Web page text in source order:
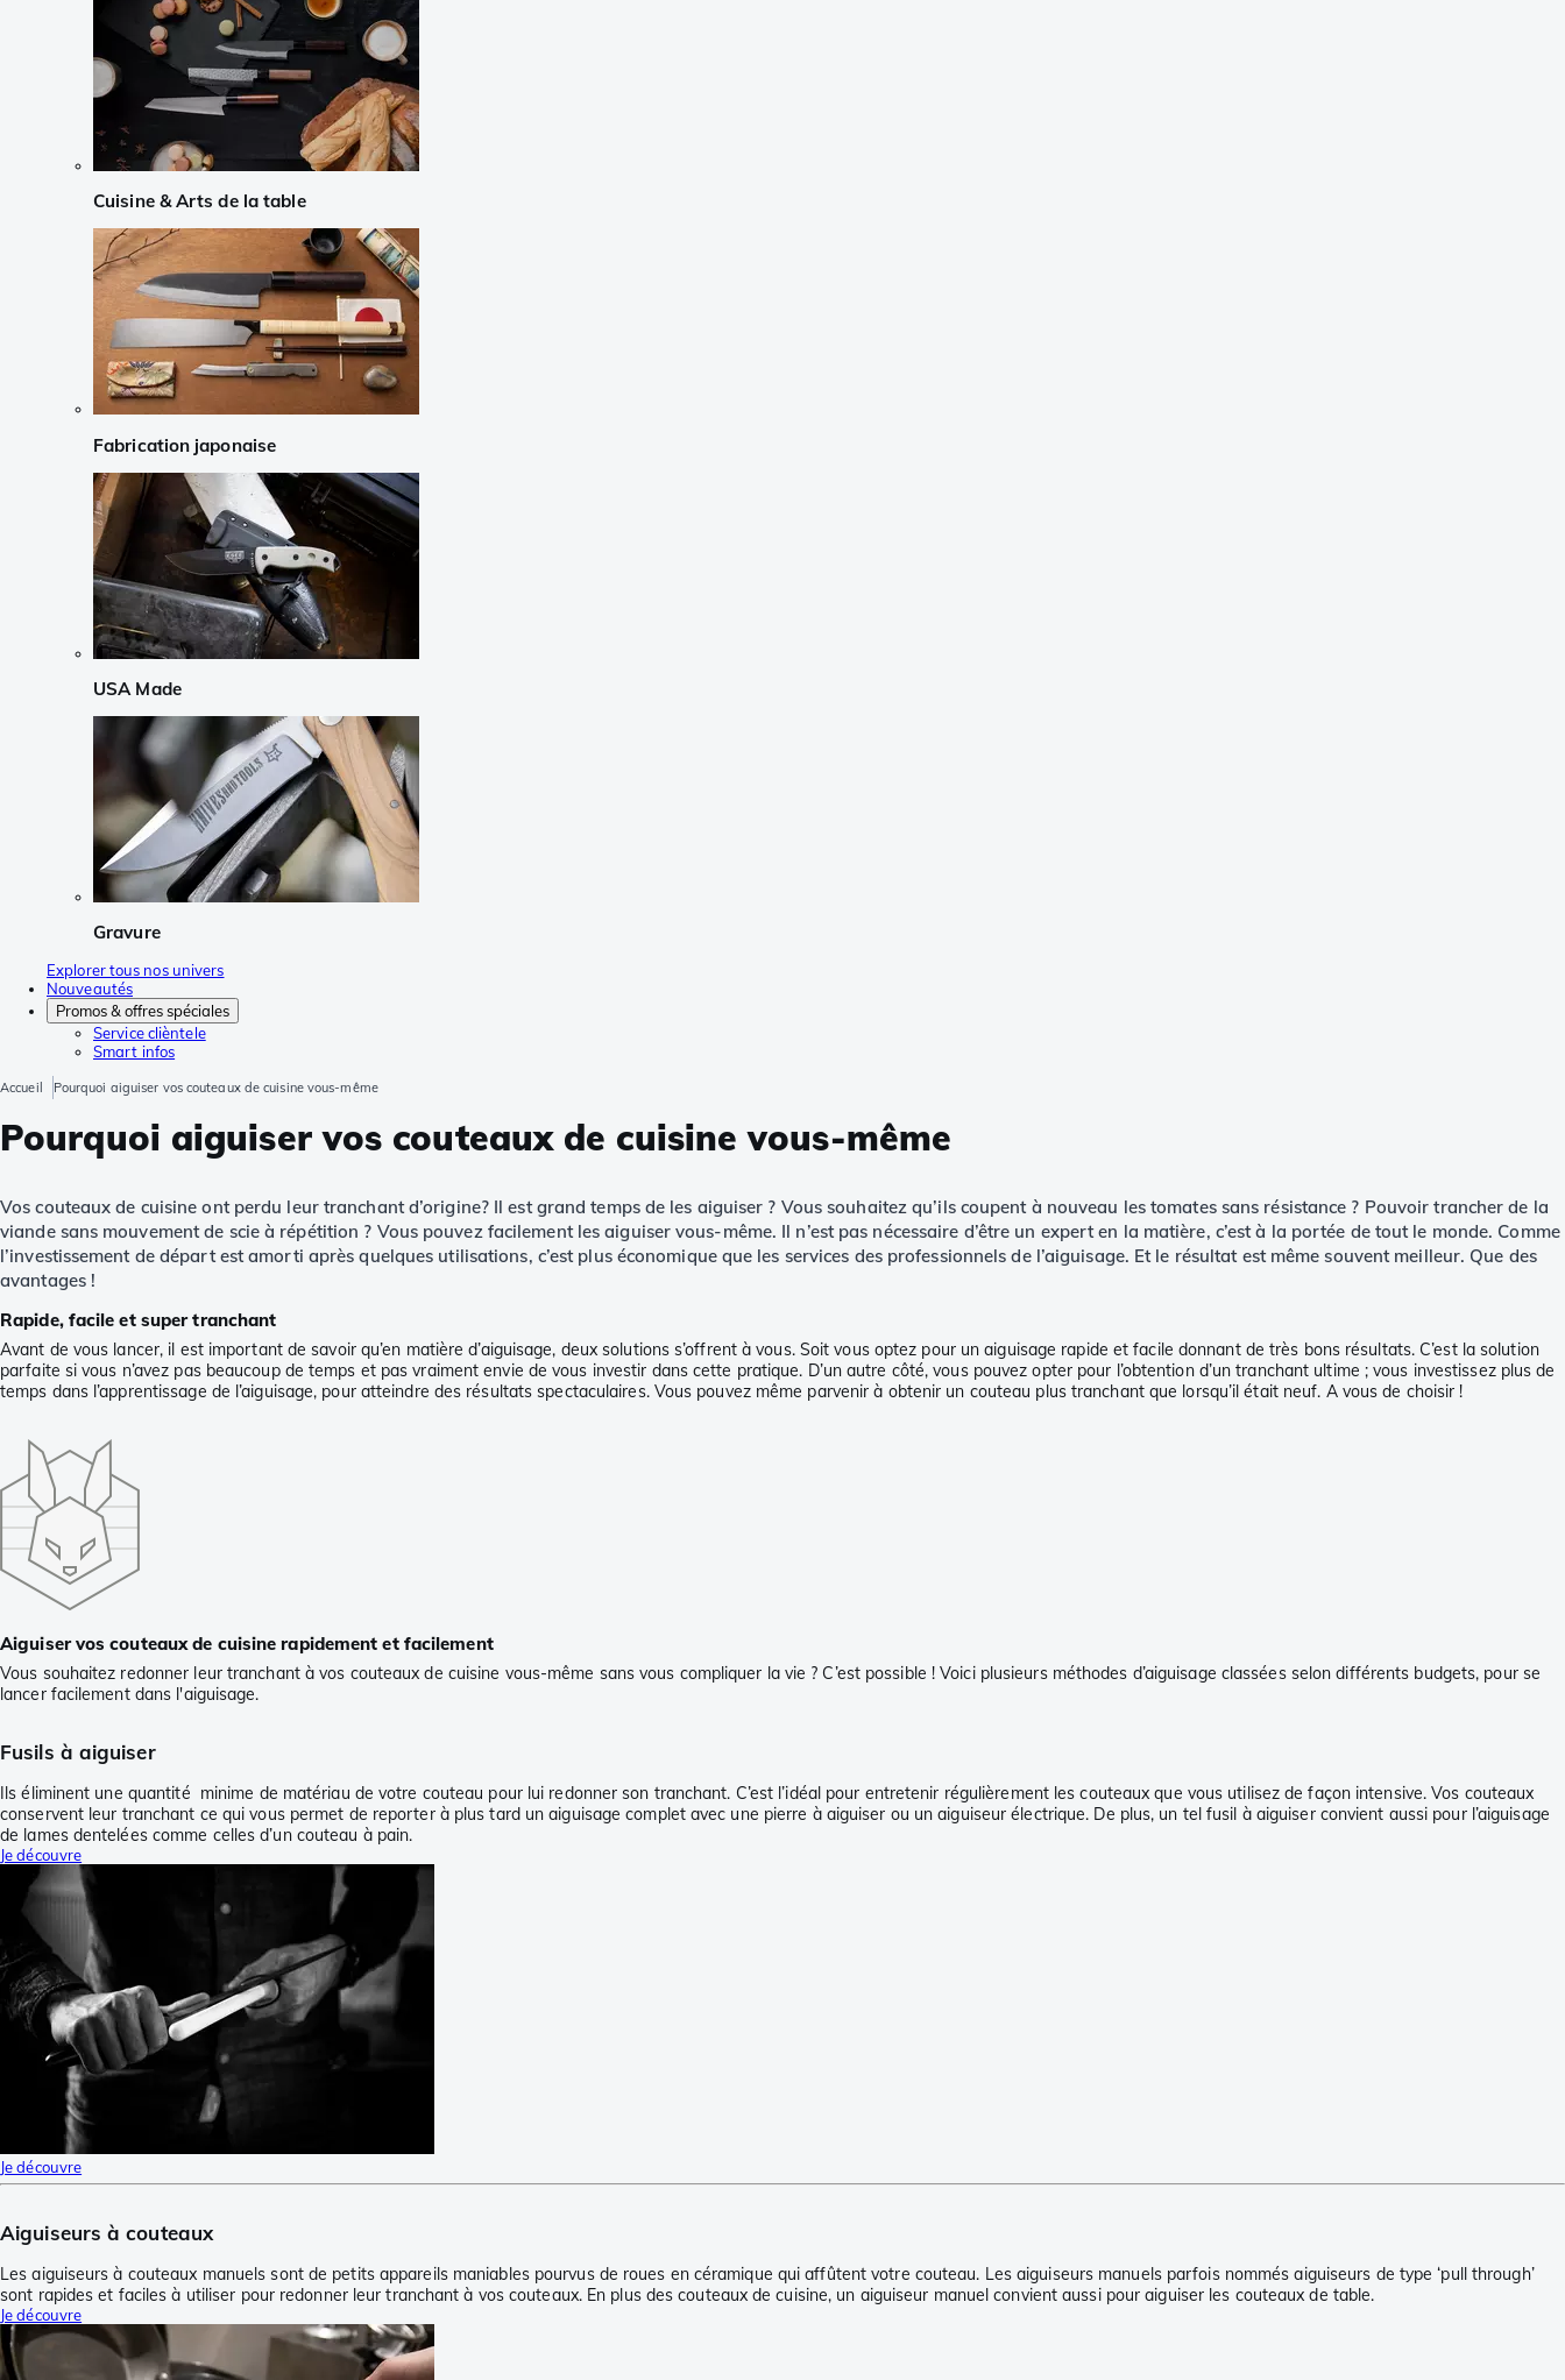
Cuisine & Arts de la table
Fabrication japonaise
USA Made
Gravure
Explorer tous nos univers
Nouveautés
Promos & offres spéciales
Service clièntele
Smart infos
Accueil Pourquoi aiguiser vos couteaux de cuisine vous-même
Pourquoi aiguiser vos couteaux de cuisine vous-même
Vos couteaux de cuisine ont perdu leur tranchant d’origine? Il est grand temps de les aiguiser ? Vous souhaitez qu’ils coupent à nouveau les tomates sans résistance ? Pouvoir trancher de la
viande sans mouvement de scie à répétition ? Vous pouvez facilement les aiguiser vous-même. Il n’est pas nécessaire d’être un expert en la matière, c’est à la portée de tout le monde. Comme
l’investissement de départ est amorti après quelques utilisations, c’est plus économique que les services des professionnels de l’aiguisage. Et le résultat est même souvent meilleur. Que des
avantages !
Rapide, facile et super tranchant
Avant de vous lancer, il est important de savoir qu’en matière d’aiguisage, deux solutions s’offrent à vous. Soit vous optez pour un aiguisage rapide et facile donnant de très bons résultats. C’est la solution
parfaite si vous n’avez pas beaucoup de temps et pas vraiment envie de vous investir dans cette pratique. D’un autre côté, vous pouvez opter pour l’obtention d’un tranchant ultime ; vous investissez plus de
temps dans l’apprentissage de l’aiguisage, pour atteindre des résultats spectaculaires. Vous pouvez même parvenir à obtenir un couteau plus tranchant que lorsqu’il était neuf. A vous de choisir !
Aiguiser vos couteaux de cuisine rapidement et facilement
Vous souhaitez redonner leur tranchant à vos couteaux de cuisine vous-même sans vous compliquer la vie ? C’est possible ! Voici plusieurs méthodes d’aiguisage classées selon différents budgets, pour se
lancer facilement dans l'aiguisage.
Fusils à aiguiser
Ils éliminent une quantité minime de matériau de votre couteau pour lui redonner son tranchant. C’est l’idéal pour entretenir régulièrement les couteaux que vous utilisez de façon intensive. Vos couteaux
conservent leur tranchant ce qui vous permet de reporter à plus tard un aiguisage complet avec une pierre à aiguiser ou un aiguiseur électrique. De plus, un tel fusil à aiguiser convient aussi pour l’aiguisage
de lames dentelées comme celles d’un couteau à pain.
Je découvre
Je découvre
Aiguiseurs à couteaux
Les aiguiseurs à couteaux manuels sont de petits appareils maniables pourvus de roues en céramique qui affûtent votre couteau. Les aiguiseurs manuels parfois nommés aiguiseurs de type ‘pull through’
sont rapides et faciles à utiliser pour redonner leur tranchant à vos couteaux. En plus des couteaux de cuisine, un aiguiseur manuel convient aussi pour aiguiser les couteaux de table.
Je découvre